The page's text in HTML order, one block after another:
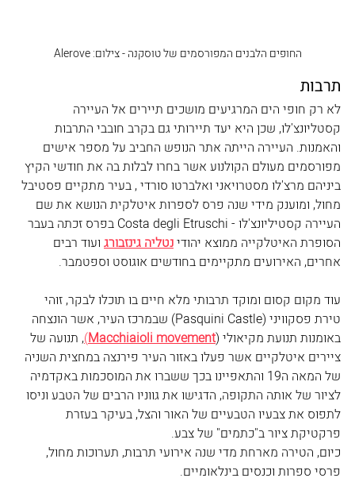
החופים הלבנים המפורסמים של טוסקנה - צילום: Alerove
תרבות
לא רק חופי הים המרגיעים מושכים תיירים אל העיירה
קסטליונצ'לו, שכן היא יעד תיירותי גם בקרב חובבי התרבות
והאמנות. העיירה הייתה אתר הנופש החביב על מספר אישים
מפורסמים מעולם הקולנוע אשר בחרו לבלות בה את חודשי הקיץ
ביניהם מרצ'לו מסטרויאני ואלברטו סורדי , בעיר מתקיים פסטיבל
מחול, ומוענק מידי שנה פרס לספרות איטלקית הנושא את שם
העיירה קסטיליונצ'לו - Costa degli Etruschi בפרס זכתה בעבר
הסופרת האיטלקייה ממוצא יהודי נטליה גינזבורג ועוד רבים
אחרים, האירועים מתקיימים בחודשים אוגוסט וספטמבר.
עוד מקום קסום ומוקד תרבותי מלא חיים בו תוכלו לבקר, זוהי
טירת פסקוויני (Pasquini Castle) שבמרכז העיר, אשר הונצחה
באומנות תנועת מקיאולי (Macchiaioli movement
), תנועה של
ציירים איטלקיים אשר פעלו באזור העיר פירנצה במחצית השניה
של המאה ה19 והתאפיינו בכך ששברו את המוסכמות באקדמיה
לציור של אותה התקופה, הדגישו את גווניו הרבים של הטבע וניסו
לתפוס את צבעיו הטבעיים של האור והצל, בעיקר בעזרת
פרקטיקת ציור ב"כתמים" של צבע.
כיום, הטירה מארחת מדי שנה אירועי תרבות, תערוכות מחול,
פרסי ספרות וכנסים בינלאומיים.